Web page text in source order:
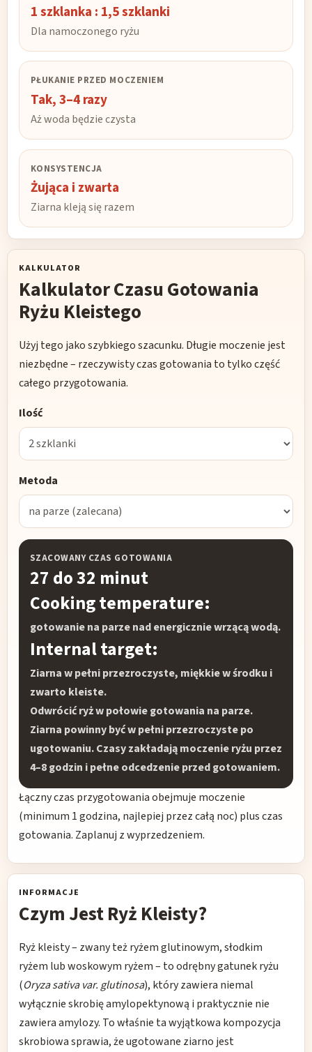
1 szklanka : 1,5 szklanki
Dla namoczonego ryżu
PŁUKANIE PRZED MOCZENIEM
Tak, 3–4 razy
Aż woda będzie czysta
KONSYSTENCJA
Żująca i zwarta
Ziarna kleją się razem
KALKULATOR
Kalkulator Czasu Gotowania
Ryżu Kleistego
Użyj tego jako szybkiego szacunku. Długie moczenie jest
niezbędne – rzeczywisty czas gotowania to tylko część
całego przygotowania.
Ilość
Metoda
SZACOWANY CZAS GOTOWANIA
27 do 32 minut
Cooking temperature:
gotowanie na parze nad energicznie wrzącą wodą.
Internal target:
Ziarna w pełni przezroczyste, miękkie w środku i
zwarto kleiste.
Odwrócić ryż w połowie gotowania na parze.
Ziarna powinny być w pełni przezroczyste po
ugotowaniu. Czasy zakładają moczenie ryżu przez
4–8 godzin i pełne odcedzenie przed gotowaniem.
Łączny czas przygotowania obejmuje moczenie
(minimum 1 godzina, najlepiej przez całą noc) plus czas
gotowania. Zaplanuj z wyprzedzeniem.
INFORMACJE
Czym Jest Ryż Kleisty?
Ryż kleisty – zwany też ryżem glutinowym, słodkim
ryżem lub woskowym ryżem – to odrębny gatunek ryżu
(Oryza sativa var. glutinosa), który zawiera niemal
wyłącznie skrobię amylopektynową i praktycznie nie
zawiera amylozy. To właśnie ta wyjątkowa kompozycja
skrobiowa sprawia, że ugotowane ziarno jest